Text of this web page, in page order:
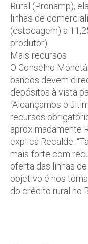
Rural (Pronamp),
linhas de
(estocagem) a
produtor).
Mais recursos
O Conselho
bancos devem
depósitos à vista
“Alcançamos o
recursos
aproximadamente
explica Recalde.
mais forte com
oferta das linhas
objetivo é nos
do crédito rural no